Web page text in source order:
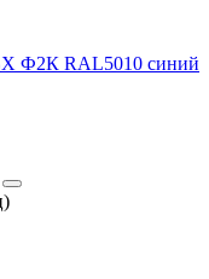
RAL5010 синий